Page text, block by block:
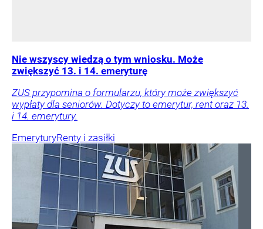
Nie wszyscy wiedzą o tym wniosku. Może
zwiększyć 13. i 14. emeryturę
ZUS przypomina o formularzu, który może zwiększyć
wypłaty dla seniorów. Dotyczy to emerytur, rent oraz 13.
i 14. emerytury.
EmeryturyRenty i zasiłki